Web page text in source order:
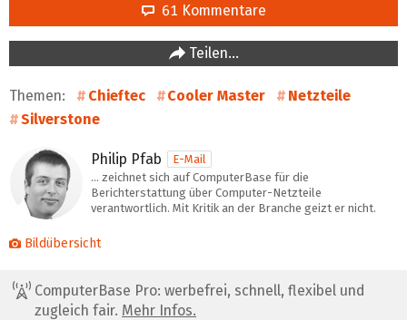
61 Kommentare
Teilen…
Themen: Chieftec Cooler Master
Netzteile
Silverstone
Philip Pfab
E-Mail
… zeichnet sich auf ComputerBase für die
Berichterstattung über Computer-Netzteile
verantwortlich. Mit Kritik an der Branche geizt er nicht.
Bildübersicht
ComputerBase Pro: werbefrei, schnell, flexibel und
zugleich fair. Mehr Infos.